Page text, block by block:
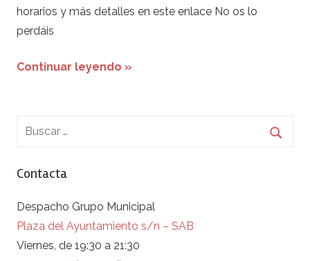
horarios y más detalles en este enlace No os lo
perdáis
Continuar leyendo »
Contacta
Despacho Grupo Municipal
Plaza del Ayuntamiento s/n – SAB
Viernes, de 19:30 a 21:30